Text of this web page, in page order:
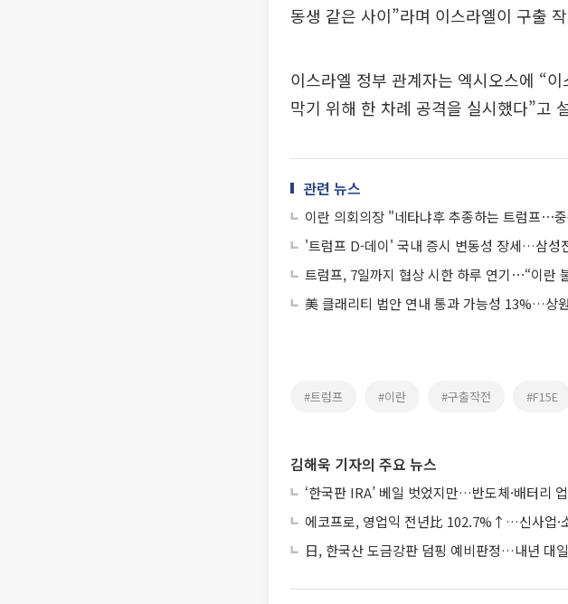
동생 같은 사이”라며 이스라엘이 구출
이스라엘 정부 관계자는 엑시오스에 “
막기 위해 한 차례 공격을 실시했다”고
관련 뉴스
이란 의회의장 "네타냐후 추종하는 트럼프⋯
'트럼프 D-데이' 국내 증시 변동성 장세…삼성
트럼프, 7일까지 협상 시한 하루 연기⋯“이란
美 클래리티 법안 연내 통과 가능성 13%…상
#트럼프 #이란 #구출작전 #F15E
김해욱 기자의 주요 뉴스
‘한국판 IRA’ 베일 벗었지만…반도체·배터리
에코프로, 영업익 전년比 102.7%↑…신사업·
日, 한국산 도금강판 덤핑 예비판정…내년 대